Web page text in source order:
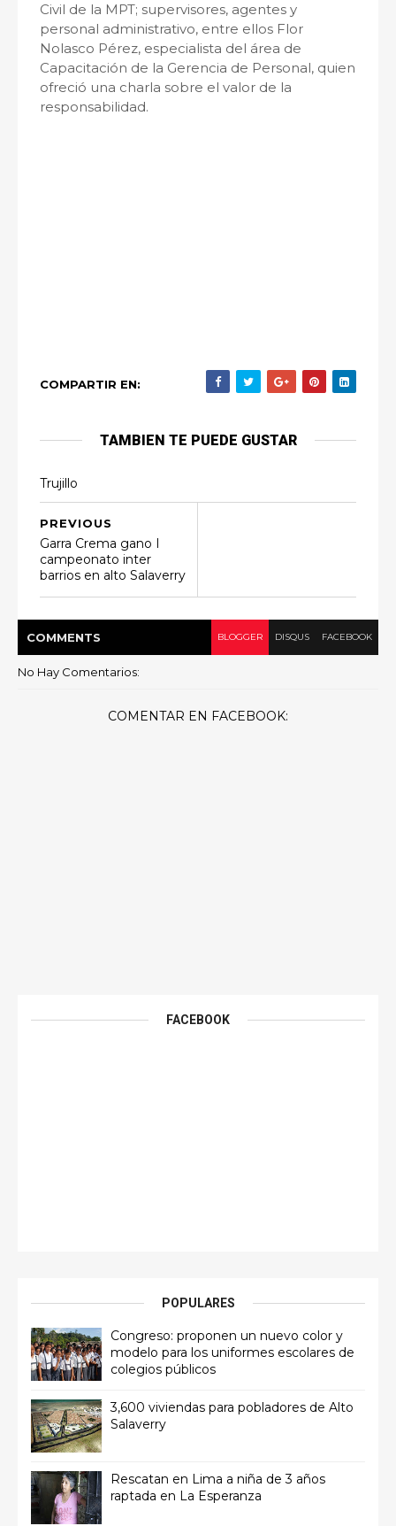
Civil de la MPT; supervisores, agentes y
personal administrativo, entre ellos Flor
Nolasco Pérez, especialista del área de
Capacitación de la Gerencia de Personal, quien
ofreció una charla sobre el valor de la
responsabilidad.
COMPARTIR EN:
TAMBIEN TE PUEDE GUSTAR
Trujillo
PREVIOUS
Garra Crema gano I
campeonato inter
barrios en alto Salaverry
COMMENTS BLOGGER DISQUS FACEBOOK
No Hay Comentarios:
COMENTAR EN FACEBOOK:
FACEBOOK
POPULARES
Congreso: proponen un nuevo color y
modelo para los uniformes escolares de
colegios públicos
3,600 viviendas para pobladores de Alto
Salaverry
Rescatan en Lima a niña de 3 años
raptada en La Esperanza